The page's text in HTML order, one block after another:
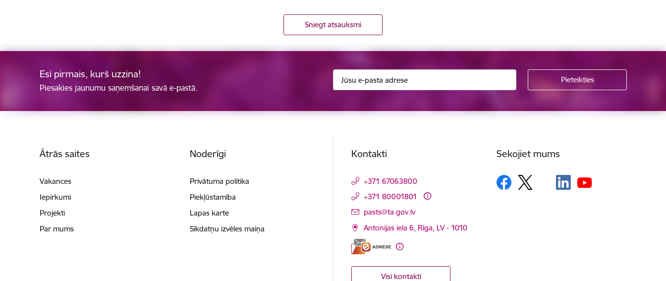
Sniegt atsauksmi
Esi pirmais, kurš uzzina!
Piesakies jaunumu saņemšanai savā e-pastā.
Ātrās saites
Vakances
Iepirkumi
Projekti
Par mums
Noderīgi
Privātuma politika
Piekļūstamība
Lapas karte
Sīkdatņu izvēles maiņa
Kontakti
+371 67063800
+371 80001801
E-pasts:
pasts@ta.gov.lv
Antonijas iela 6, Rīga, LV - 1010
Visi kontakti
Sekojiet mums